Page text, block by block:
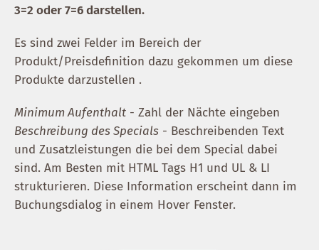
3=2 oder 7=6 darstellen.
Es sind zwei Felder im Bereich der
Produkt/Preisdefinition dazu gekommen um diese
Produkte darzustellen .
Minimum Aufenthalt - Zahl der Nächte eingeben
Beschreibung des Specials - Beschreibenden Text
und Zusatzleistungen die bei dem Special dabei
sind. Am Besten mit HTML Tags H1 und UL & LI
strukturieren. Diese Information erscheint dann im
Buchungsdialog in einem Hover Fenster.